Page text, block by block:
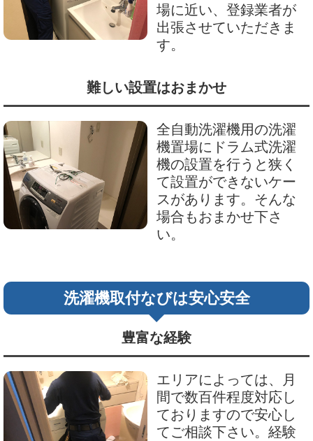
場に近い、登録業者が
出張させていただきま
す。
難しい設置はおまかせ
全自動洗濯機用の洗濯
機置場にドラム式洗濯
機の設置を行うと狭く
て設置ができないケー
スがあります。そんな
場合もおまかせ下さ
い。
洗濯機取付なびは安心安全
豊富な経験
エリアによっては、月
間で数百件程度対応し
ておりますので安心し
てご相談下さい。経験